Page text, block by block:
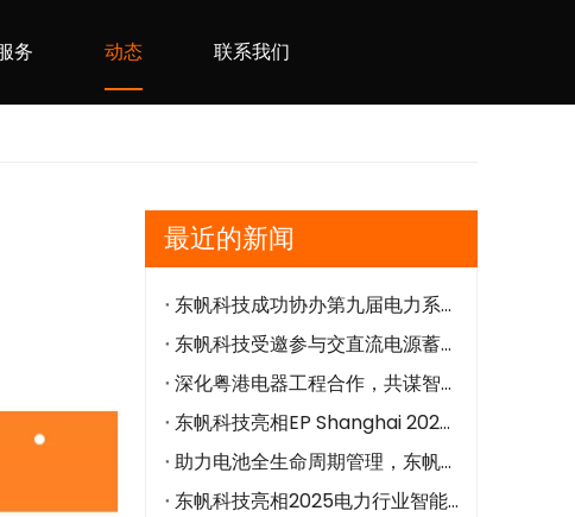
务 动态 联系我们
最近的新闻
东帆科技成功协办第九届电力系统交直流电源技术创新应用与发展大会筹备会
东帆科技受邀参与交直流电源蓄电池远程核容技术研讨会，共促行业发展
深化粤港电器工程合作，共谋智能电力发展新篇
东帆科技亮相EP Shanghai 2025——蓄电池“零中断核容”引爆全场
助力电池全生命周期管理，东帆科技荣获理士“年度核心供应商”
东帆科技亮相2025电力行业智能巡检技术大会